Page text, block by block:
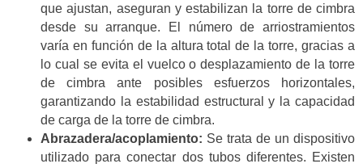
que ajustan, aseguran y estabilizan la torre de cimbra
desde su arranque. El número de arriostramientos
varía en función de la altura total de la torre, gracias a
lo cual se evita el vuelco o desplazamiento de la torre
de cimbra ante posibles esfuerzos horizontales,
garantizando la estabilidad estructural y la capacidad
de carga de la torre de cimbra.
Abrazadera/acoplamiento: Se trata de un dispositivo
utilizado para conectar dos tubos diferentes. Existen